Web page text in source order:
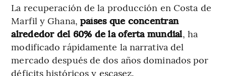
La recuperación de la producción en Costa de
Marfil y Ghana, países que concentran
alrededor del 60% de la oferta mundial, ha
modificado rápidamente la narrativa del
mercado después de dos años dominados por
déficits históricos y escasez.